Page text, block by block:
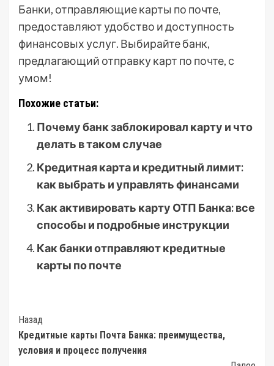
Банки, отправляющие карты по почте,
предоставляют удобство и доступность
финансовых услуг. Выбирайте банк,
предлагающий отправку карт по почте, с
умом!
Похожие статьи:
Почему банк заблокировал карту и что
делать в таком случае
Кредитная карта и кредитный лимит:
как выбрать и управлять финансами
Как активировать карту ОТП Банка: все
способы и подробные инструкции
Как банки отправляют кредитные
карты по почте
Post
Navigation
Назад
Кредитные карты Почта Банка: преимущества,
условия и процесс получения